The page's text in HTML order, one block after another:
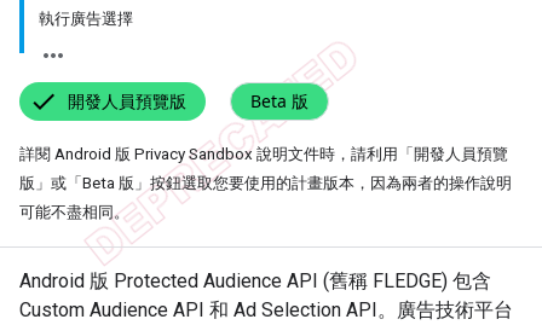
執行廣告選擇
開發人員預覽版 Beta 版
詳閱 Android 版 Privacy Sandbox 說明文件時，請利用「開發人員預覽
版」 或「Beta 版」 按鈕選取您要使用的計畫版本，因為兩者的操作說明
可能不盡相同。
Android 版 Protected Audience API (舊稱 FLEDGE) 包含
Custom Audience API 和 Ad Selection API。廣告技術平台